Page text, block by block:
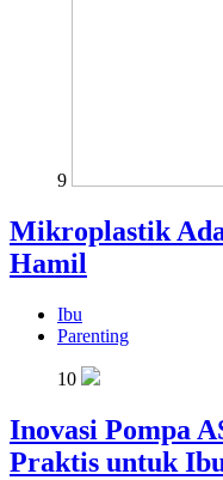
9
Mikroplastik
Hamil
Ibu
Parenting
10
Inovasi Pompa
Praktis untuk